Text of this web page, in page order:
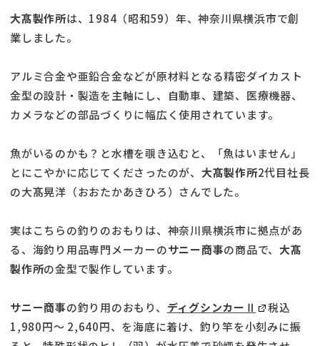
大髙製作所は、1984（昭和59）年、神奈川県横浜市で創
業しました。
アルミ合金や亜鉛合金などが原材料となる精密ダイカスト
金型の設計・製造を主軸にし、自動車、建築、医療機器、
カメラなどの部品づくりに幅広く使用されています。
魚がいるのかも？と水槽を覗き込むと、「魚はいません」
とにこやかに応じてくださったのが、 大髙製作所2代目社長
の大髙晃洋（おおたかあきひろ）さんでした。
実はこちらの釣りのおもりは、神奈川県横浜市に拠点があ
る、海釣り用品専門メーカーのサニー商事の商品で、 大髙
製作所の金型で製作しています。
サニー商事の釣り用のおもり、 ディグシンカーⅡ
税込
1,980円～ 2,640円、を海底に着け、釣り竿を小刻みに振